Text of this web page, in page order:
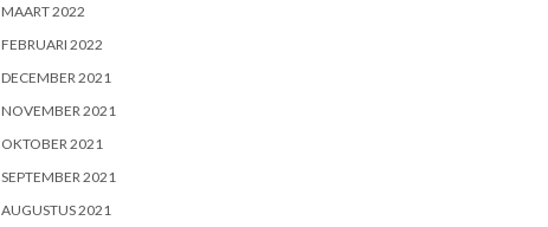
MAART 2022
FEBRUARI 2022
DECEMBER 2021
NOVEMBER 2021
OKTOBER 2021
SEPTEMBER 2021
AUGUSTUS 2021